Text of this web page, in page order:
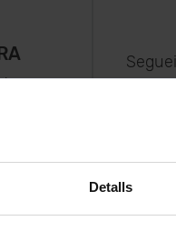
Detalls
a